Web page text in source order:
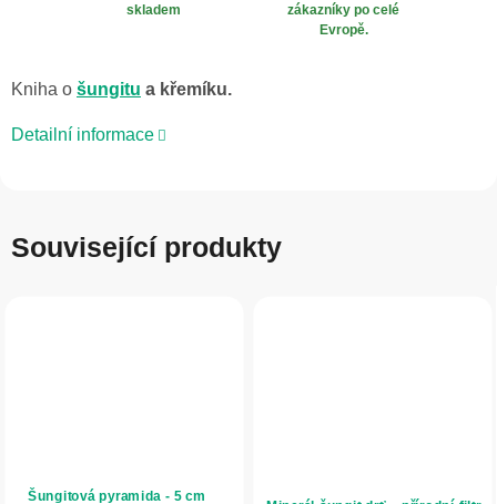
skladem
zákazníky po celé
Evropě.
Kniha o šungitu a křemíku.
Detailní informace
Související produkty
Šungitová pyramida - 5 cm